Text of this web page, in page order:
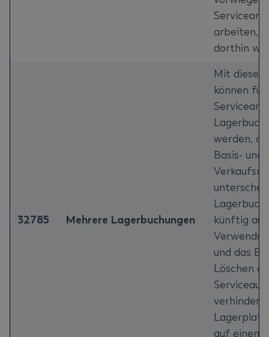
arbeiten,
dorthin
32785 Mehrere Lagerbuchungen
Mit
können
werden,
Basis- und
künftig
und das
Löschen
verhindert,
auf einem